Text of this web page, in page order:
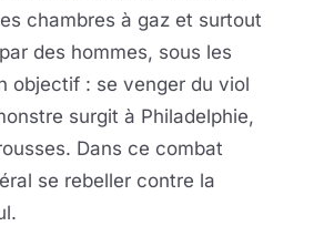
chambres à gaz et surtout
des hommes, sous les
objectif : se venger du viol
surgit à Philadelphie,
Dans ce combat
se rebeller contre la